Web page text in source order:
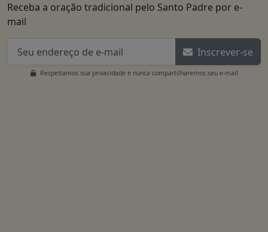
Receba a oração tradicional pelo Santo Padre por e-
mail
Inscrever-se
Respeitamos sua privacidade e nunca compartilharemos seu e-mail